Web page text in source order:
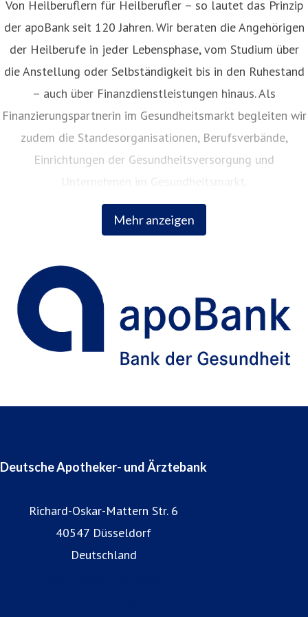
Mehr anzeigen
Von Heilberuflern für Heilberufler – so lautet das Prinzip
der apoBank seit 120 Jahren. Wir beraten die Angehörigen
der Heilberufe in jeder Lebensphase, vom Studium über
die Anstellung oder Selbständigkeit bis in den Ruhestand
– auch über Finanzdienstleistungen hinaus. Als
Finanzierungspartnerin im Gesundheitsmarkt begleiten wir
zudem die Standesorganisationen, Berufsverbände,
Einrichtungen der Gesundheitsversorgung und
Unternehmen im Gesundheitsmarkt.
Deutsche Apotheker- und Ärztebank
Richard-Oskar-Mattern Str. 6
40547 Düsseldorf
Deutschland